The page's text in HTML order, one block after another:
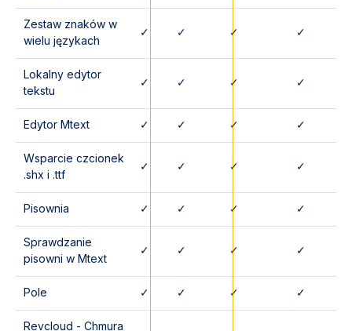
Zestaw znaków w
wielu językach
✓ ✓ ✓ ✓
Lokalny edytor
tekstu
✓ ✓ ✓ ✓
Edytor Mtext ✓ ✓ ✓ ✓
Wsparcie czcionek
.shx i .ttf
✓ ✓ ✓ ✓
Pisownia ✓ ✓ ✓ ✓
Sprawdzanie
pisowni w Mtext
✓ ✓ ✓ ✓
Pole ✓ ✓ ✓ ✓
Revcloud - Chmura